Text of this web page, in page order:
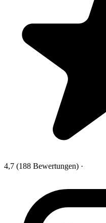
4,7 (188 Bewertungen) ·